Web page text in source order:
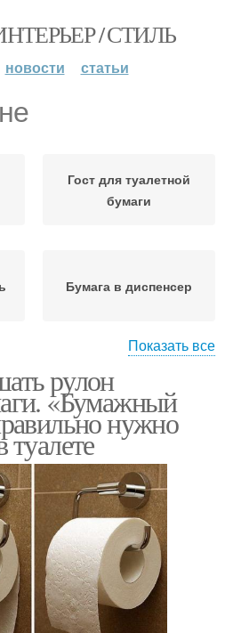
/ СТИЛЬ
новости статьи
Гост для туалетной
бумаги
Бумага в диспенсер
Бумаги на присоске
Держатели на стену
Показать все
рулон
«Бумажный
нужно